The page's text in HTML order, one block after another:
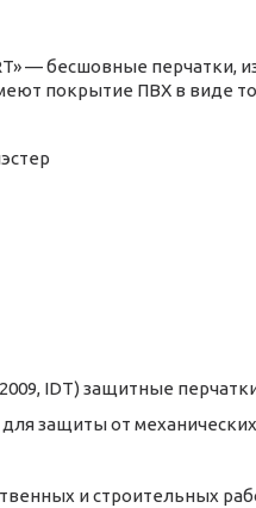
— бесшовные перчатки,
покрытие ПВХ в виде
IDT) защитные
для защиты от
и строительных